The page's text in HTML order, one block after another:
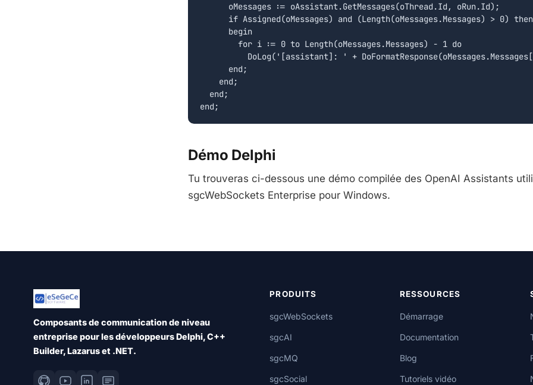
      oMessages := oAssistant.GetMessages(oThread.Id, oRun.Id);
      if Assigned(oMessages) and (Length(oMessages.Messages) > 0) then
      begin
        for i := 0 to Length(oMessages.Messages) - 1 do
DoLog('[assistant]: ' +
      end;
    end;
  end;
Démo Delphi
Tu trouveras ci-dessous une démo compilée des OpenAI Assistants
sgcWebSockets Enterprise pour Windows.
Composants de communication de niveau
entreprise pour les développeurs Delphi, C++
Builder, Lazarus et .NET.
PRODUITS
sgcWebSockets
sgcAI
sgcMQ
sgcSocial
RESSOURCES
Démarrage
Documentation
Blog
Tutoriels vidéo